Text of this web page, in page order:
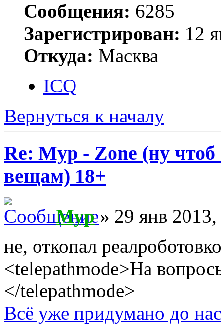
Сообщения: 6285
Зарегистрирован: 12
Откуда: Масква
ICQ
Вернуться к началу
Re: Myp - Zone (ну
вещам) 18+
Myp» 29 янв 2013,
не, откопал
<telepathmode>На
</telepathmode>
Всё уже придумано до